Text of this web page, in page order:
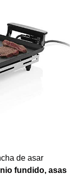
de asar
fundido, asas